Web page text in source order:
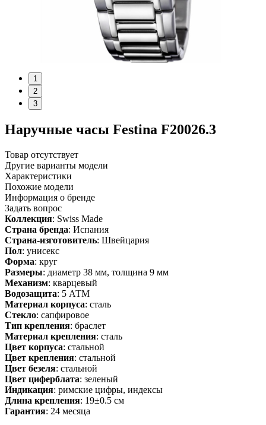
1
2
3
Наручные часы Festina F20026.3
Товар отсутствует
Другие варианты модели
Характеристики
Похожие модели
Информация о бренде
Задать вопрос
Коллекция: Swiss Made
Страна бренда: Испания
Страна-изготовитель: Швейцария
Пол: унисекс
Форма: круг
Размеры: диаметр 38 мм, толщина 9 мм
Механизм: кварцевый
Водозащита: 5 АТМ
Материал корпуса: сталь
Стекло: сапфировое
Тип крепления: браслет
Материал крепления: сталь
Цвет корпуса: стальной
Цвет крепления: стальной
Цвет безеля: стальной
Цвет циферблата: зеленый
Индикация: римские цифры, индексы
Длина крепления: 19±0.5 см
Гарантия: 24 месяца